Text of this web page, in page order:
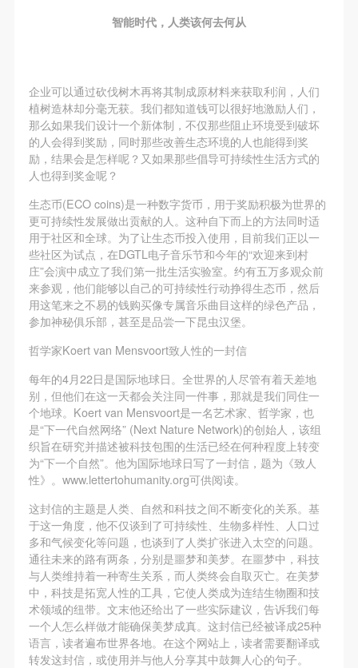
智能时代，人类该何去何从
企业可以通过砍伐树木再将其制成原材料来获取利润，人们
植树造林却分毫无获。我们都知道钱可以很好地激励人们，
那么如果我们设计一个新体制，不仅那些阻止环境受到破坏
的人会得到奖励，同时那些改善生态环境的人也能得到奖
励，结果会是怎样呢？又如果那些倡导可持续性生活方式的
人也得到奖金呢？
生态币(ECO coins)是一种数字货币，用于奖励积极为世界的
更可持续性发展做出贡献的人。这种自下而上的方法同时适
用于社区和全球。为了让生态币投入使用，目前我们正以一
些社区为试点，在DGTL电子音乐节和今年的“欢迎来到村
庄”会演中成立了我们第一批生活实验室。约有五万多观众前
来参观，他们能够以自己的可持续性行动挣得生态币，然后
用这笔来之不易的钱购买像专属音乐曲目这样的绿色产品，
参加神秘俱乐部，甚至是品尝一下昆虫汉堡。
哲学家Koert van Mensvoort致人性的一封信
每年的4月22日是国际地球日。全世界的人尽管有着天差地
别，但他们在这一天都会关注同一件事，那就是我们同住一
个地球。Koert van Mensvoort是一名艺术家、哲学家，也
是“下一代自然网络” (Next Nature Network)的创始人，该组
织旨在研究并描述被科技包围的生活已经在何种程度上转变
为“下一个自然”。他为国际地球日写了一封信，题为《致人
性》。www.lettertohumanity.org可供阅读。
这封信的主题是人类、自然和科技之间不断变化的关系。基
于这一角度，他不仅谈到了可持续性、生物多样性、人口过
多和气候变化等问题，也谈到了人类扩张进入太空的问题。
通往未来的路有两条，分别是噩梦和美梦。在噩梦中，科技
与人类维持着一种寄生关系，而人类终会自取灭亡。在美梦
中，科技是拓宽人性的工具，它使人类成为连结生物圈和技
术领域的纽带。文末他还给出了一些实际建议，告诉我们每
一个人怎么样做才能确保美梦成真。这封信已经被译成25种
语言，读者遍布世界各地。在这个网站上，读者需要翻译或
转发这封信，或使用并与他人分享其中鼓舞人心的句子。